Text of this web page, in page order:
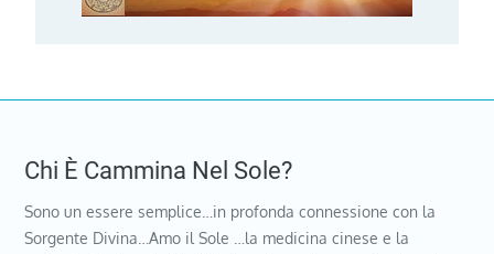
Chi È Cammina Nel Sole?
Sono un essere semplice…in profonda connessione con la
Sorgente Divina…Amo il Sole …la medicina cinese e la